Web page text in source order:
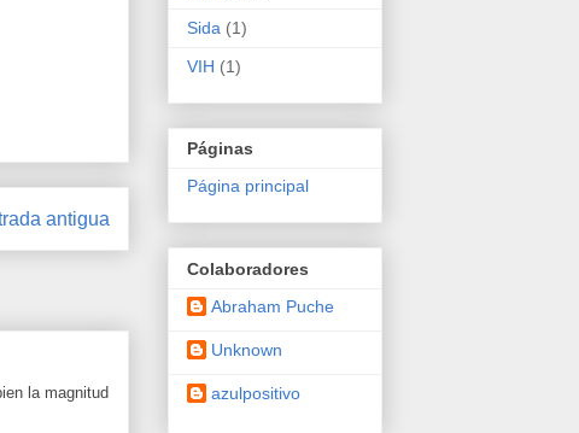
antigua
la magnitud
Sida (1)
VIH (1)
Páginas
Página principal
Colaboradores
Abraham Puche
Unknown
azulpositivo